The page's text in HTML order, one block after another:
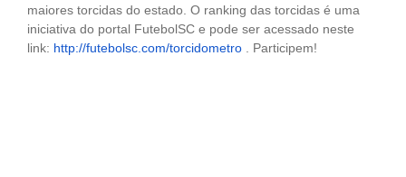
maiores torcidas do estado. O ranking das torcidas é uma
iniciativa do portal FutebolSC e pode ser acessado neste
link: http://futebolsc.com/torcidometro . Participem!